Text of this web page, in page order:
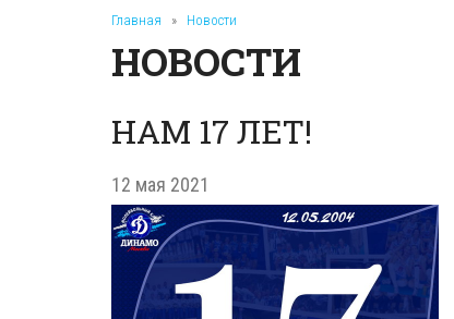
Главная » Новости
НОВОСТИ
НАМ 17 ЛЕТ!
12 мая 2021